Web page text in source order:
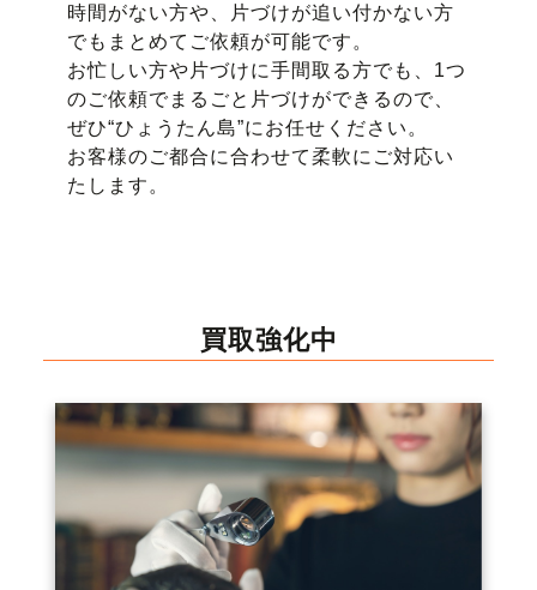
時間がない方や、片づけが追い付かない方
でもまとめてご依頼が可能です。
お忙しい方や片づけに手間取る方でも、1つ
のご依頼でまるごと片づけができるので、
ぜひ“ひょうたん島”にお任せください。
お客様のご都合に合わせて柔軟にご対応い
たします。
買取強化中